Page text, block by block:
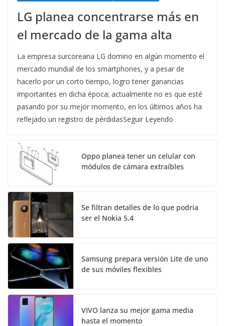
LG planea concentrarse más en
el mercado de la gama alta
La empresa surcoreana LG domino en algún momento el
mercado mundial de los smartphones, y a pesar de
hacerlo por un corto tiempo, logro tener ganancias
importantes en dicha época; actualmente no es que esté
pasando por su mejor momento, en los últimos años ha
reflejado un registro de pérdidasSeguir Leyendo
Oppo planea tener un celular con
módulos de cámara extraíbles
Se filtran detalles de lo que podría
ser el Nokia 5.4
Samsung prepara versión Lite de uno
de sus móviles flexibles
VIVO lanza su mejor gama media
hasta el momento